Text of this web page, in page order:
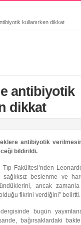
kullanırken dikkat
antibiyotik
dikkat
antibiyotik
bildirildi.
Fakültesi’nden
beslenme ve
ancak zamanla
fikrini verdiğini” belirtti.
bugün
bağırsaklardaki